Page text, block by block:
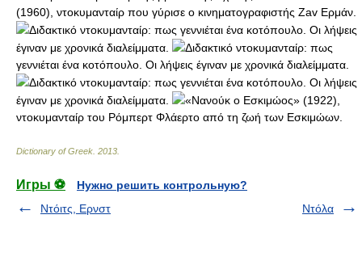
(1960), ντοκυμανταίρ που γύρισε ο κινηματογραφιστής Zav Ερμάν.
Διδακτικό ντοκυμανταίρ: πως γεννιέται ένα κοτόπουλο. Οι λήψεις
έγιναν με χρονικά διαλείμματα.
Διδακτικό ντοκυμανταίρ: πως
γεννιέται ένα κοτόπουλο. Οι λήψεις έγιναν με χρονικά διαλείμματα.
Διδακτικό ντοκυμανταίρ: πως γεννιέται ένα κοτόπουλο. Οι λήψεις
έγιναν με χρονικά διαλείμματα.
«Νανούκ ο Εσκιμώος» (1922),
ντοκυμανταίρ του Ρόμπερτ Φλάερτο από τη ζωή των Εσκιμώων.
Dictionary of Greek 2013
Игры ⚽
Нужно решить контрольную?
Ντόιτς, Ερνστ
Ντόλα